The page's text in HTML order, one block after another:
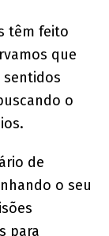
têm feito
que
o
de
o seu
para